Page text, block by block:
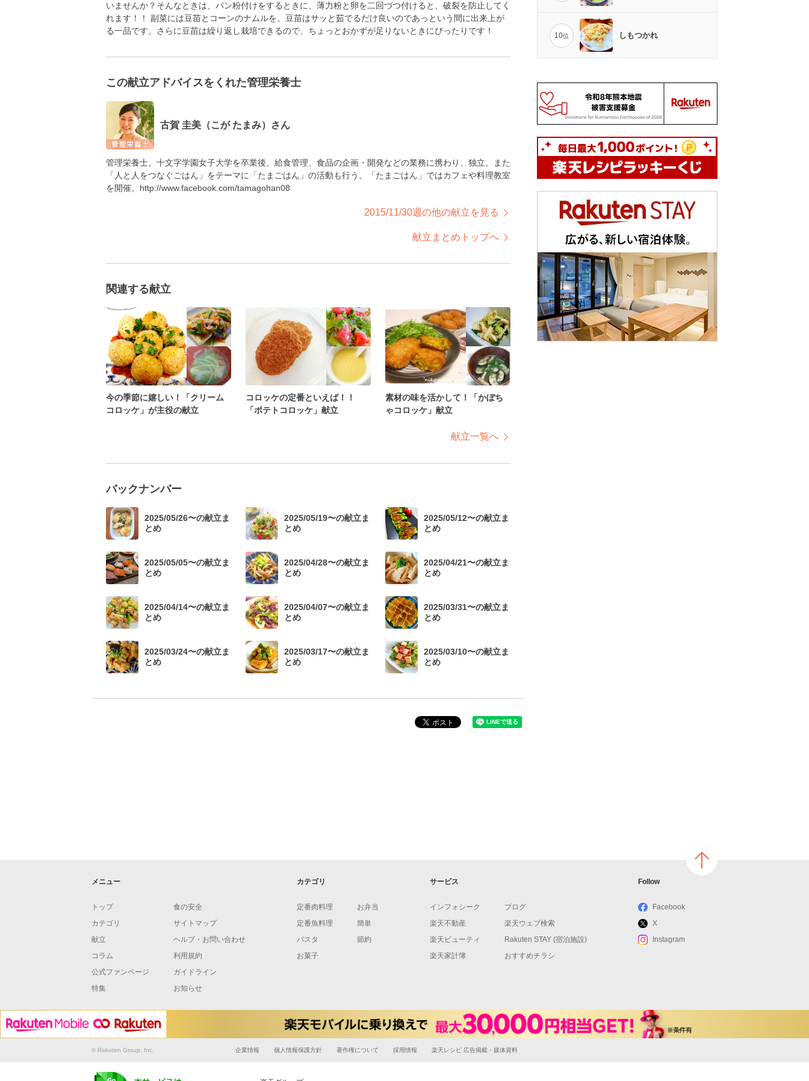
いませんか？そんなときは、パン粉付けをするときに、薄力粉と卵を二回づつ付けると、破裂を防止してく
れます！！ 副菜には豆苗とコーンのナムルを。豆苗はサッと茹でるだけ良いのであっという間に出来上が
る一品です。さらに豆苗は繰り返し栽培できるので、ちょっとおかずが足りないときにぴったりです！
この献立アドバイスをくれた管理栄養士
古賀 圭美（こが たまみ）さん
管理栄養士。十文字学園女子大学を卒業後、給食管理、食品の企画・開発などの業務に携わり、独立。また
「人と人をつなぐごはん」をテーマに「たまごはん」の活動も行う。「たまごはん」ではカフェや料理教室
を開催。http://www.facebook.com/tamagohan08
2015/11/30週の他の献立を見る
献立まとめトップへ
関連する献立
今の季節に嬉しい！「クリーム
コロッケ」が主役の献立
コロッケの定番といえば！！
「ポテトコロッケ」献立
素材の味を活かして！「かぼち
ゃコロッケ」献立
献立一覧へ
バックナンバー
2025/05/26〜の献立ま
とめ
2025/05/19〜の献立ま
とめ
2025/05/12〜の献立ま
とめ
2025/05/05〜の献立ま
とめ
2025/04/28〜の献立ま
とめ
2025/04/21〜の献立ま
とめ
2025/04/14〜の献立ま
とめ
2025/04/07〜の献立ま
とめ
2025/03/31〜の献立ま
とめ
2025/03/24〜の献立ま
とめ
2025/03/17〜の献立ま
とめ
2025/03/10〜の献立ま
とめ
10位 しもつかれ
メニュー
トップ
カテゴリ
献立
コラム
公式ファンページ
特集
食の安全
サイトマップ
ヘルプ・お問い合わせ
利用規約
ガイドライン
お知らせ
カテゴリ
定番肉料理
定番魚料理
パスタ
お菓子
お弁当
簡単
節約
サービス
インフォシーク
楽天不動産
楽天ビューティ
楽天家計簿
ブログ
楽天ウェブ検索
Rakuten STAY (宿泊施設)
おすすめチラシ
Follow
Facebook
X
Instagram
© Rakuten Group, Inc. 企業情報 個人情報保護方針 著作権について 採用情報 楽天レシピ 広告掲載・媒体資料